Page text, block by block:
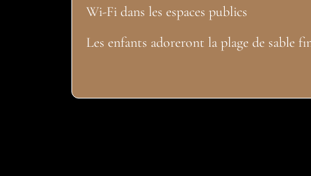
Wi-Fi dans les espaces publics
Les enfants adoreront la plage de sable